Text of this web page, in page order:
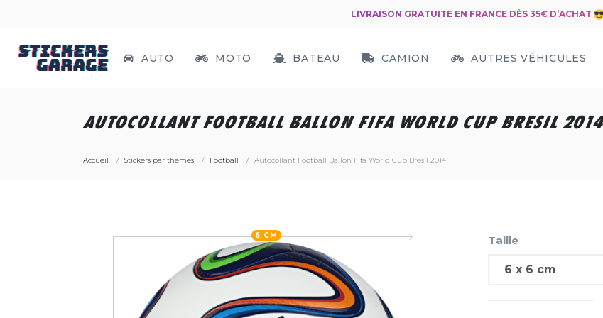
LIVRAISON GRATUITE EN FRANCE DÈS 35€ D’ACHAT
AUTO MOTO BATEAU CAMION AUTRES VÉHICULES
AUTOCOLLANT FOOTBALL BALLON FIFA WORLD CUP BRESIL 2014
Accueil Stickers par thèmes Football Autocollant Football Ballon Fifa World Cup Bresil 2014
6 CM Taille